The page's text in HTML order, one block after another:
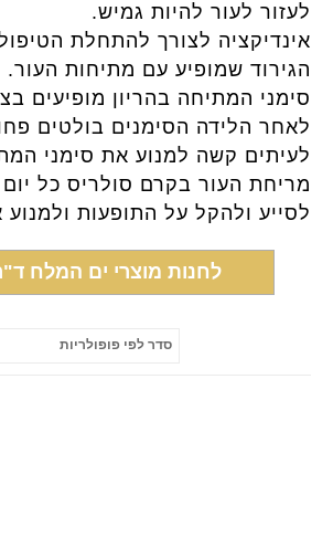
לעזור לעור להיות גמיש.
אינדיקציה לצורך להתחלת
הגירוד שמופיע עם מתיחות העור.
סימני המתיחה בהריון מופיעים
לאחר הלידה הסימנים בולטים
לעיתים קשה למנוע את סימני
מריחת העור בקרם סולריס כל
לסייע ולהקל על התופעות
לחנות מוצרי ים המלח